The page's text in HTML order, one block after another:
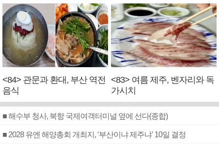
<84> 관문과 환대, 부산 역전
음식
<83> 여름 제주, 벤자리와 독
가시치
■ 해수부 청사, 북항 국제여객터미널 옆에 선다(종합)
■ 2028 유엔 해양총회 개최지, ‘부산이냐 제주냐’ 10일 결정